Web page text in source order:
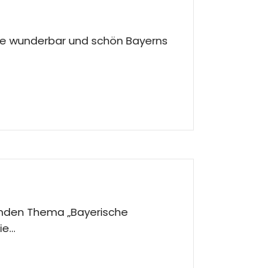
wunderbar und schön Bayerns
Thema „Bayerische